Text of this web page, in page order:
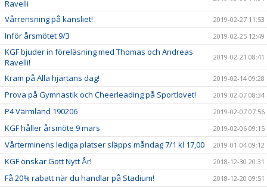
Ravelli
Vårrensning på kansliet! 2019-02-27 11:53
Inför årsmötet 9/3 2019-02-25 12:49
KGF bjuder in föreläsning med Thomas och Andreas
Ravelli!
2019-02-21 08:41
Kram på Alla hjärtans dag! 2019-02-14 09:28
Prova på Gymnastik och Cheerleading på Sportlovet! 2019-02-07 08:34
P4 Värmland 190206 2019-02-07 07:56
KGF håller årsmöte 9 mars 2019-02-06 09:15
Vårterminens lediga platser släpps måndag 7/1 kl 17,00 2019-01-04 09:12
KGF önskar Gott Nytt År! 2018-12-30 20:31
Få 20% rabatt när du handlar på Stadium! 2018-12-20 09:51